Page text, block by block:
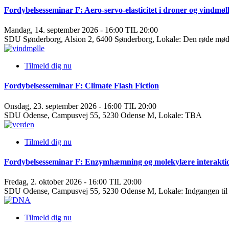
Fordybelsesseminar F: Aero-servo-elasticitet i droner og
Mandag, 14. september 2026 - 16:00 TIL 20:00
SDU Sønderborg, Alsion 2, 6400 Sønderborg, Lokale: Den røde
Tilmeld dig nu
Fordybelsesseminar F: Climate Flash Fiction
Onsdag, 23. september 2026 - 16:00 TIL 20:00
SDU Odense, Campusvej 55, 5230 Odense M, Lokale: TBA
Tilmeld dig nu
Fordybelsesseminar F: Enzymhæmning og molekylære
Fredag, 2. oktober 2026 - 16:00 TIL 20:00
SDU Odense, Campusvej 55, 5230 Odense M, Lokale: Indgangen til
Tilmeld dig nu